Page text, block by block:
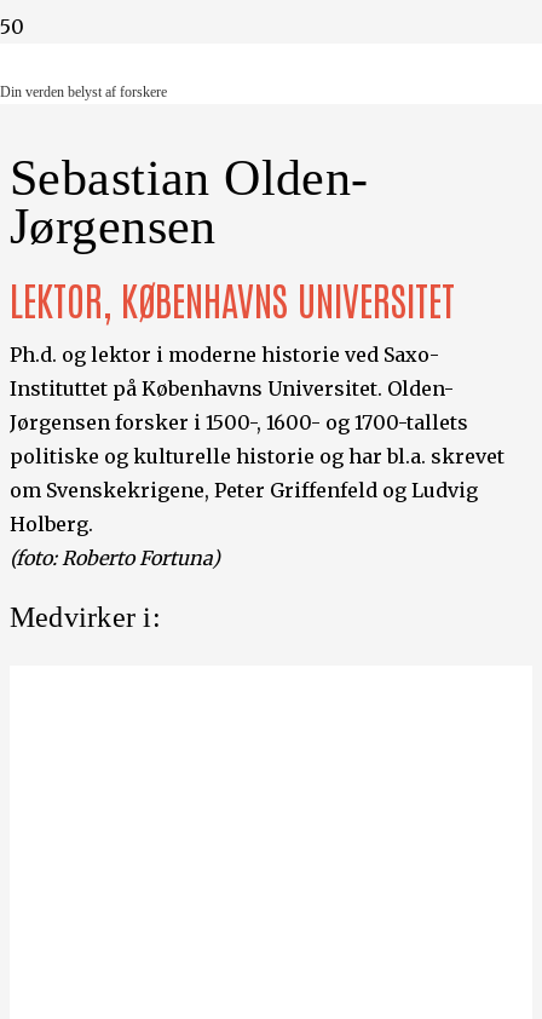
Din verden belyst af forskere
Sebastian Olden-
Jørgensen
LEKTOR, KØBENHAVNS UNIVERSITET
Ph.d. og lektor i moderne historie ved Saxo-
Instituttet på Københavns Universitet. Olden-
Jørgensen forsker i 1500-, 1600- og 1700-tallets
politiske og kulturelle historie og har bl.a. skrevet
om Svenskekrigene, Peter Griffenfeld og Ludvig
Holberg.
(foto: Roberto Fortuna)
Medvirker i: